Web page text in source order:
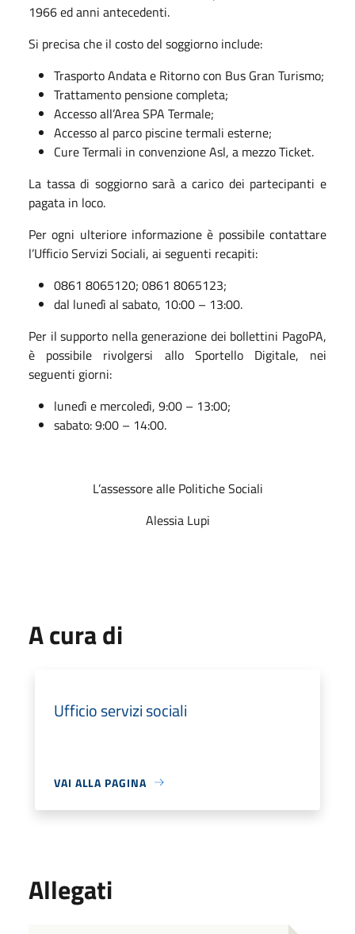
1966 ed anni antecedenti.
Si precisa che il costo del soggiorno include:
Trasporto Andata e Ritorno con Bus Gran Turismo;
Trattamento pensione completa;
Accesso all’Area SPA Termale;
Accesso al parco piscine termali esterne;
Cure Termali in convenzione Asl, a mezzo Ticket.
La tassa di soggiorno sarà a carico dei partecipanti e
pagata in loco.
Per ogni ulteriore informazione è possibile contattare
l’Ufficio Servizi Sociali, ai seguenti recapiti:
0861 8065120; 0861 8065123;
dal lunedì al sabato, 10:00 – 13:00.
Per il supporto nella generazione dei bollettini PagoPA,
è possibile rivolgersi allo Sportello Digitale, nei
seguenti giorni:
lunedì e mercoledì, 9:00 – 13:00;
sabato: 9:00 – 14:00.
L’assessore alle Politiche Sociali
Alessia Lupi
A cura di
Ufficio servizi sociali
VAI ALLA PAGINA
Allegati